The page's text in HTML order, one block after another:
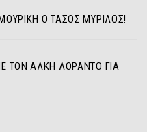
Ο ΤΆΣΟΣ ΜΥΡΊΛΟΣ!
ΤΟΝ ΆΛΚΗ ΛΟΡΆΝΤΟ ΓΙΑ